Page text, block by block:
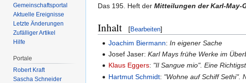
Zur
springen
Zur
springen
Das 195. Heft der Mitteilungen der Karl-May-
Inhalt [Bearbeiten]
Joachim Biermann:In eigener Sache
Josef Jaser:Karl Mays frühe Werke im
Klaus Eggers: "Il Sangue mio". Eine
Hartmut Schmidt: "Wohne auf Schiff Sethi".
Gemeinschafts­portal
Aktuelle Ereignisse
Letzte Änderungen
Zufälliger Artikel
Hilfe
Portale
Robert Kraft
Sascha Schneider